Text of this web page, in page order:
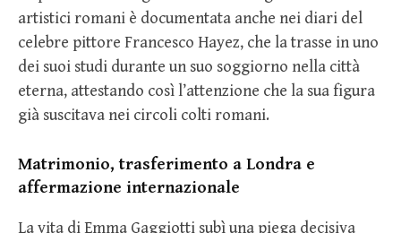
artistici romani è documentata anche nei diari del
celebre pittore Francesco Hayez, che la trasse in uno
dei suoi studi durante un suo soggiorno nella città
eterna, attestando così l’attenzione che la sua figura
già suscitava nei circoli colti romani.
Matrimonio, trasferimento a Londra e
affermazione internazionale
La vita di Emma Gaggiotti subì una piega decisiva